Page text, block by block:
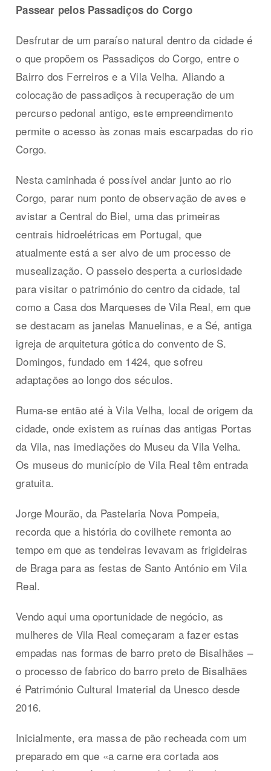
Passear pelos Passadiços do Corgo
Desfrutar de um paraíso natural dentro da cidade é
o que propõem os Passadiços do Corgo, entre o
Bairro dos Ferreiros e a Vila Velha. Aliando a
colocação de passadiços à recuperação de um
percurso pedonal antigo, este empreendimento
permite o acesso às zonas mais escarpadas do rio
Corgo.
Nesta caminhada é possível andar junto ao rio
Corgo, parar num ponto de observação de aves e
avistar a Central do Biel, uma das primeiras
centrais hidroelétricas em Portugal, que
atualmente está a ser alvo de um processo de
musealização. O passeio desperta a curiosidade
para visitar o património do centro da cidade, tal
como a Casa dos Marqueses de Vila Real, em que
se destacam as janelas Manuelinas, e a Sé, antiga
igreja de arquitetura gótica do convento de S.
Domingos, fundado em 1424, que sofreu
adaptações ao longo dos séculos.
Ruma-se então até à Vila Velha, local de origem da
cidade, onde existem as ruínas das antigas Portas
da Vila, nas imediações do Museu da Vila Velha.
Os museus do município de Vila Real têm entrada
gratuita.
Jorge Mourão, da Pastelaria Nova Pompeia,
recorda que a história do covilhete remonta ao
tempo em que as tendeiras levavam as frigideiras
de Braga para as festas de Santo António em Vila
Real.
Vendo aqui uma oportunidade de negócio, as
mulheres de Vila Real começaram a fazer estas
empadas nas formas de barro preto de Bisalhães –
o processo de fabrico do barro preto de Bisalhães
é Património Cultural Imaterial da Unesco desde
2016.
Inicialmente, era massa de pão recheada com um
preparado em que «a carne era cortada aos